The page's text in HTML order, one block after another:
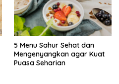
5 Menu Sahur Sehat dan
Mengenyangkan agar Kuat
Puasa Seharian